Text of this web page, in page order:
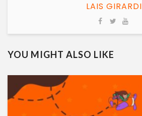
LAIS GIRARDI
YOU MIGHT ALSO LIKE